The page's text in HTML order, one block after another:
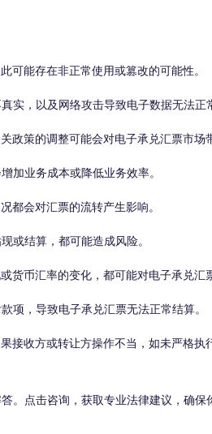
能存在非正常使用或篡改的可能性。
，以及网络攻击导致电子数据无法正
策的调整可能会对电子承兑汇票市场
业务成本或降低业务效率。
会对汇票的流转产生影响。
结算，都可能造成风险。
币汇率的变化，都可能对电子承兑汇
，导致电子承兑汇票无法正常结算。
收方或转让方操作不当，如未严格执
点击咨询，获取专业法律建议，确保